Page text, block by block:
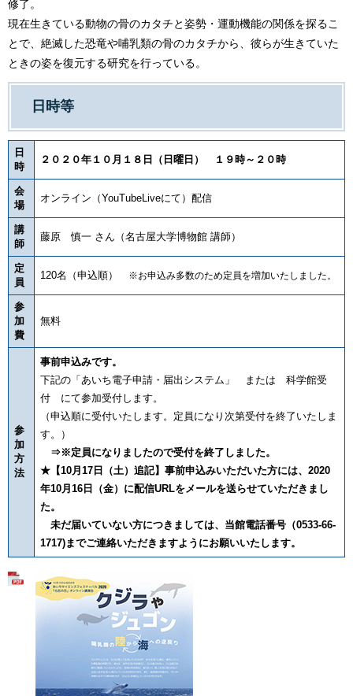
修了。
現在生きている動物の骨のカタチと姿勢・運動機能の関係を探るこ
とで、絶滅した恐竜や哺乳類の骨のカタチから、彼らが生きていた
ときの姿を復元する研究を行っている。
日時等
日
時
２０２０年１０月１８日（日曜日） １９時～２０時
会
場
オンライン（YouTubeLiveにて）配信
講
師
藤原 慎一 さん（名古屋大学博物館 講師）
定
員
120名（申込順） ※お申込み多数のため定員を増加いたしました。
参
加
費
無料
参
加
方
法
事前申込みです。
下記の「あいち電子申請・届出システム」 または 科学館受
付 にて参加受付します。
（申込順に受付いたします。定員になり次第受付を終了いたしま
す。）
⇒※定員になりましたので受付を終了しました。
★【10月17日（土）追記】事前申込みいただいた方には、2020
年10月16日（金）に配信URLをメールを送らせていただきまし
た。
未だ届いていない方につきましては、当館電話番号（0533-66-
1717)までご連絡いただきますようにお願いいたします。